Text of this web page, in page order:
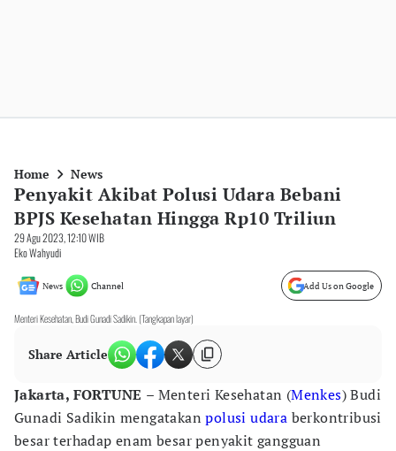
Home News
Penyakit Akibat Polusi Udara Bebani
BPJS Kesehatan Hingga Rp10 Triliun
29 Agu 2023, 12:10 WIB
Eko Wahyudi
News Channel Add Us on Google
Menteri Kesehatan, Budi Gunadi Sadikin. (Tangkapan layar)
Share Article
Jakarta, FORTUNE – Menteri Kesehatan (Menkes) Budi
Gunadi Sadikin mengatakanpolusi udara berkontribusi
besar terhadap enam besar penyakit gangguan